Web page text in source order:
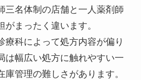
三名体制の店舗と一人薬剤師
まったく違います。
療科によって処方内容が偏り
は幅広い処方に触れやすい一
管理の難しさがあります。